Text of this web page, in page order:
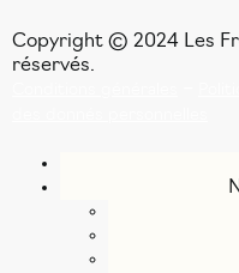
Copyright © 2024 Les
réservés.